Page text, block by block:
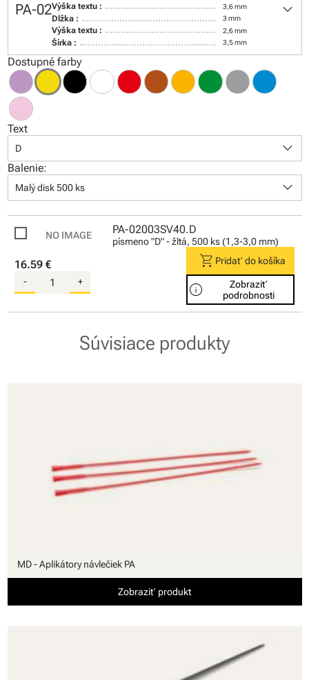
PA-02Výška textu : 3,6 mm
Dĺžka : 3 mm
Výška textu : 2,6 mm
Šírka : 3,5 mm
keyboard_arrow_down
Dostupné farby
Text
D keyboard_arrow_down
Balenie:
Malý disk 500 ks keyboard_arrow_down
PA-02003SV40.D
písmeno "D" - žltá, 500 ks (1,3-3,0 mm)
16.59 €
- +
shopping_cart Pridať do košíka
info
Zobraziť
podrobnosti
Súvisiace produkty
MD - Aplikátory návlečiek PA
Zobraziť produkt